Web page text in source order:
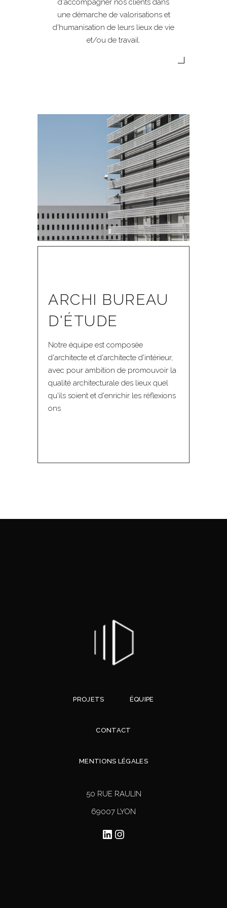
d'accompagner nos clients dans
une démarche de valorisations et
d'humanisation de leurs lieux de vie
et/ou de travail.
ARCHI BUREAU
D'ÉTUDE
Notre équipe est composée
d'architecte et d'architecte d'intérieur,
avec pour ambition de promouvoir la
qualité architecturale des lieux quel
qu'ils soient et d'enrichir les réflexions
ons
PROJETS ÉQUIPE
CONTACT
MENTIONS LÉGALES
50 RUE RAULIN
69007 LYON
LinkedIn Instagram